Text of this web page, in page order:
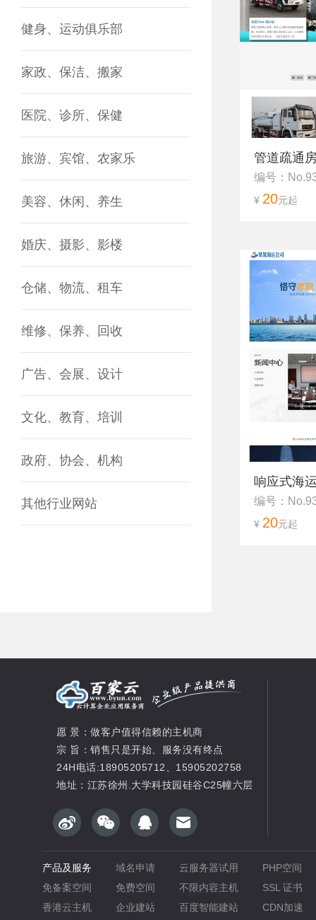
健身、运动俱乐部
家政、保洁、搬家
医院、诊所、保健
旅游、宾馆、农家乐
美容、休闲、养生
婚庆、摄影、影楼
仓储、物流、租车
维修、保养、回收
广告、会展、设计
文化、教育、培训
政府、协会、机构
其他行业网站
管道疏通
编号：
¥ 20元起
响应式海
编号：
¥ 20元起
愿 景：做客户值得信赖的主机商
宗 旨：销售只是开始、服务没有终点
24H电话:18905205712、15905202758
地址：江苏徐州.大学科技园硅谷C25幢六层
产品及服务 域名申请 云服务器试用
PHP空间
免备案空间
免费空间 不限内容主机
SSL 证书
香港云主机
企业建站 百度智能建站 CDN加速